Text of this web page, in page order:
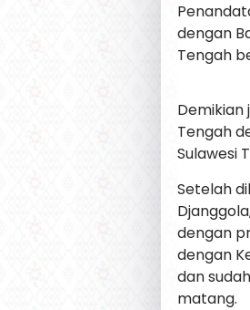
dengan
Tengah
Demikian
Tengah
Sulawesi
Setelah
dengan
dengan
dan
matang.